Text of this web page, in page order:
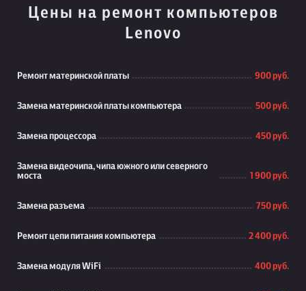
Цены на ремонт компьютеров
Lenovo
Ремонт материнской платы 900 руб.
Замена материнской платы компьютера 500 руб.
Замена процессора 450 руб.
Замена видеочипа, чипа южного или северного
моста
1 900 руб.
Замена разъема 750 руб.
Ремонт цепи питания компьютера 2 400 руб.
Замена модуля WiFi 400 руб.